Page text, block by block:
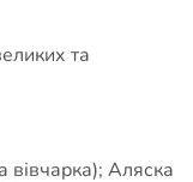
та
вівчарка); Аляска